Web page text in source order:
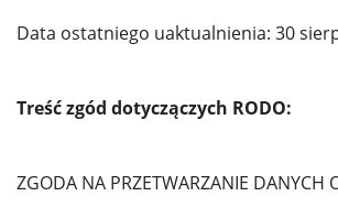
Data ostatniego uaktualnienia: 30
Treść zgód dotyczączych RODO:
ZGODA NA PRZETWARZANIE DANYCH